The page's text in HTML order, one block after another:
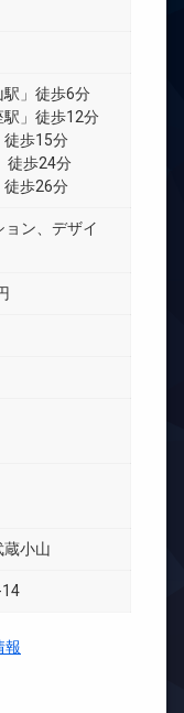
」徒歩6分
」徒歩12分
徒歩15分
徒歩24分
徒歩26分
ョン、デザイ
蔵小山
報